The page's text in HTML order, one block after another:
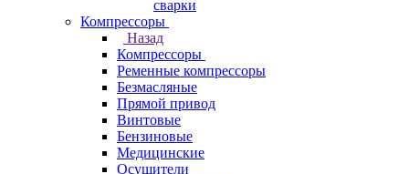
сварки
Компрессоры
Назад
Компрессоры
Ременные компрессоры
Безмасляные
Прямой привод
Винтовые
Бензиновые
Медицинские
Осушители